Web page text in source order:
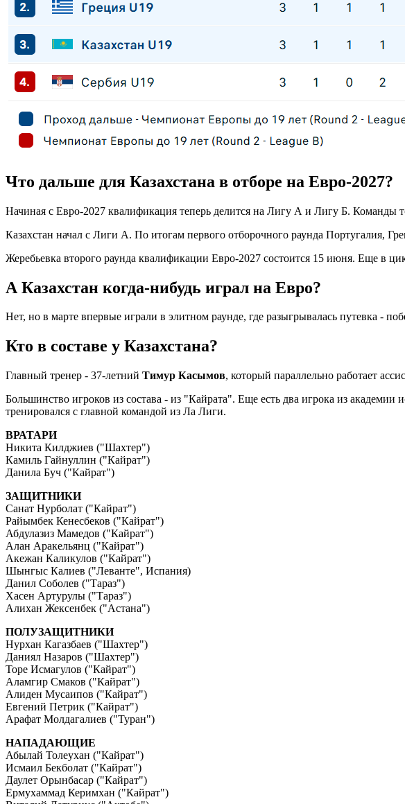
Что дальше для Казахстана в отборе на Евро-2027?
Начиная с Евро-2027 квалификация теперь делится на Лигу А и Лигу Б. Команды
Казахстан начал с Лиги А. По итогам первого отборочного раунда Португалия,
Жеребьевка второго раунда квалификации Евро-2027 состоится 15 июня. Еще в
А Казахстан когда-нибудь играл на Евро?
Нет, но в марте впервые играли в элитном раунде, где разыгрывалась путевка -
Кто в составе у Казахстана?
Главный тренер - 37-летний Тимур Касымов, который параллельно работает
Большинство игроков из состава - из "Кайрата". Еще есть два игрока из академии
тренировался с главной командой из Ла Лиги.
ВРАТАРИ
Никита Килджиев ("Шахтер")
Камиль Гайнуллин ("Кайрат")
Данила Буч ("Кайрат")
ЗАЩИТНИКИ
Санат Нурболат ("Кайрат")
Райымбек Кенесбеков ("Кайрат")
Абдулазиз Мамедов ("Кайрат")
Алан Аракельянц ("Кайрат")
Акежан Каликулов ("Кайрат")
Шынгыс Калиев ("Леванте", Испания)
Данил Соболев ("Тараз")
Хасен Артурулы ("Тараз")
Алихан Жексенбек ("Астана")
ПОЛУЗАЩИТНИКИ
Нурхан Кагазбаев ("Шахтер")
Даниял Назаров ("Шахтер")
Торе Исмагулов ("Кайрат")
Аламгир Смаков ("Кайрат")
Алиден Мусаипов ("Кайрат")
Евгений Петрик ("Кайрат")
Арафат Молдагалиев ("Туран")
НАПАДАЮЩИЕ
Абылай Толеухан ("Кайрат")
Исмаил Бекболат ("Кайрат")
Даулет Орынбасар ("Кайрат")
Ермухаммад Керимхан ("Кайрат")